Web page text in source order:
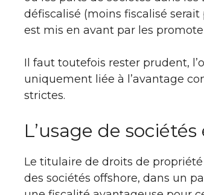
défiscalisé (moins fiscalisé serait
est mis en avant par les
Il faut toutefois rester prudent,
uniquement liée à l’avantage
strictes.
L’usage de
Le titulaire de droits de
des sociétés offshore, dans un